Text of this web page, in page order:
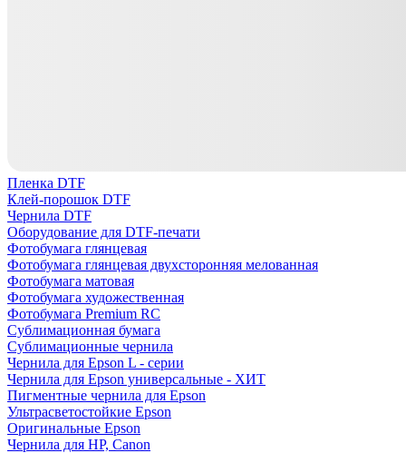
Пленка DTF
Клей-порошок DTF
Чернила DTF
Оборудование для DTF-печати
Фотобумага глянцевая
Фотобумага глянцевая двухсторонняя мелованная
Фотобумага матовая
Фотобумага художественная
Фотобумага Premium RC
Сублимационная бумага
Сублимационные чернила
Чернила для Epson L - серии
Чернила для Epson универсальные - ХИТ
Пигментные чернила для Epson
Ультрасветостойкие Epson
Оригинальные Epson
Чернила для HP, Canon